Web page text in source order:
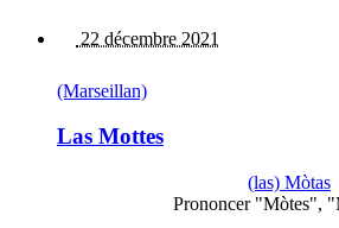
22 décembre 2021
(Marseillan)
Las Mottes
(las) Mòtas
Prononcer "Mòtes",